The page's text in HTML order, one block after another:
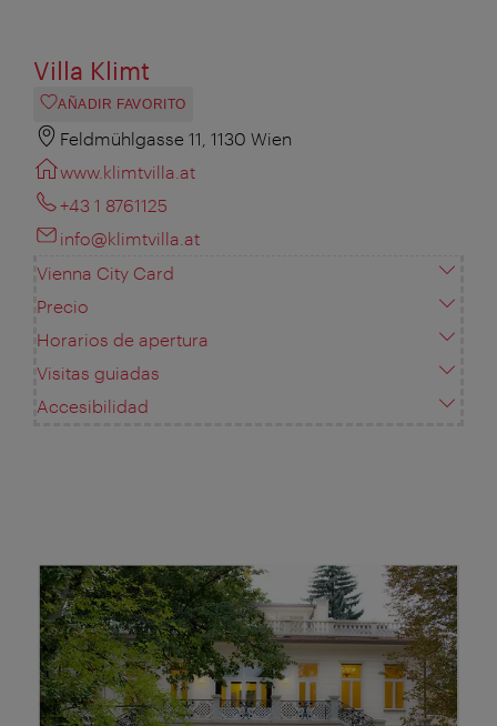
Villa Klimt
AÑADIR FAVORITO
Feldmühlgasse 11, 1130 Wien
www.klimtvilla.at
+43 1 8761125
info@klimtvilla.at
Vienna City Card
Precio
Horarios de apertura
Visitas guiadas
Accesibilidad